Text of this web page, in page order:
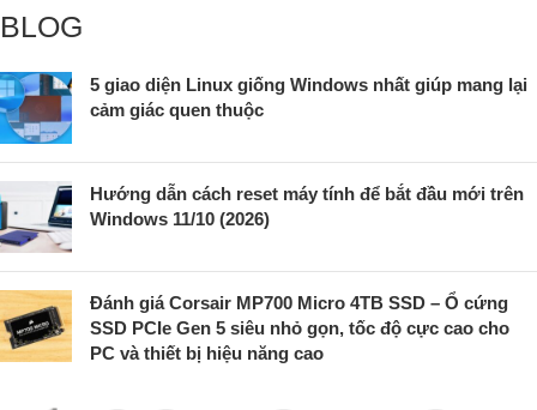
BLOG
5 giao diện Linux giống Windows nhất giúp mang lại
cảm giác quen thuộc
Hướng dẫn cách reset máy tính để bắt đầu mới trên
Windows 11/10 (2026)
Đánh giá Corsair MP700 Micro 4TB SSD – Ổ cứng
SSD PCIe Gen 5 siêu nhỏ gọn, tốc độ cực cao cho
PC và thiết bị hiệu năng cao